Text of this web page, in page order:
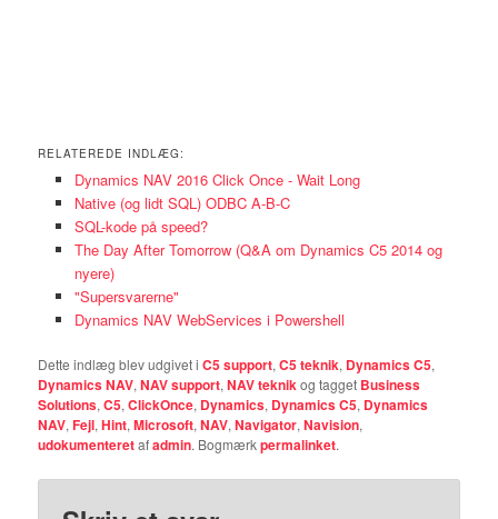
RELATEREDE INDLÆG:
Dynamics NAV 2016 Click Once - Wait Long
Native (og lidt SQL) ODBC A-B-C
SQL-kode på speed?
The Day After Tomorrow (Q&A om Dynamics C5 2014 og
nyere)
"Supersvarerne"
Dynamics NAV WebServices i Powershell
Dette indlæg blev udgivet iC5 support,C5 teknik, Dynamics C5,
Dynamics NAV,NAV support,NAV teknikog tagget Business
Solutions,C5,ClickOnce, Dynamics, Dynamics C5, Dynamics
NAV,Fejl,Hint,Microsoft,NAV,Navigator,Navision,
udokumenteretafadmin. Bogmærkpermalinket.